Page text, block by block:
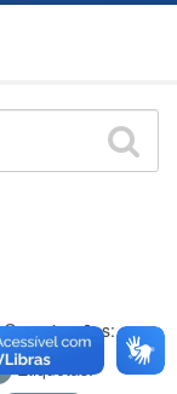
Organizações:
Etiquetas: